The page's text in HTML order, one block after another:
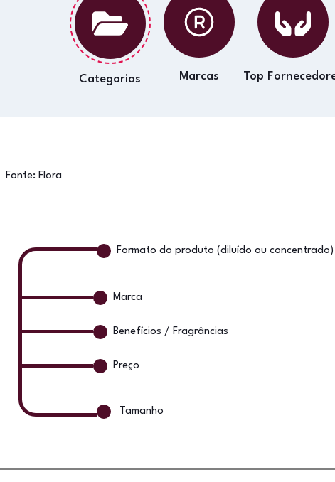
Categorias Marcas Top
Fonte: Flora
Formato do produto (diluído ou concentrado)
Marca
Benefícios / Fragrâncias
Preço
Tamanho